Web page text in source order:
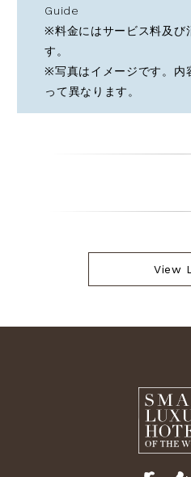
Guide
※料金にはサービス料及び
す。
※写真はイメージです。内
って異なります。
View